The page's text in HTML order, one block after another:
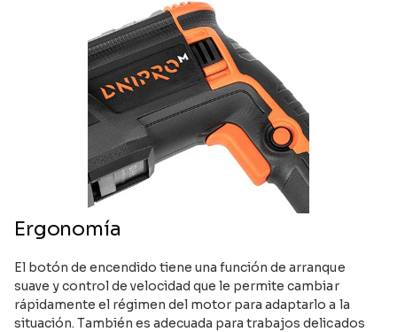
Ergonomía
El botón de encendido tiene una función de arranque
suave y control de velocidad que le permite cambiar
rápidamente el régimen del motor para adaptarlo a la
situación. También es adecuada para trabajos delicados